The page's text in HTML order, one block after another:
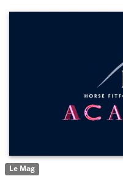
Le Mag